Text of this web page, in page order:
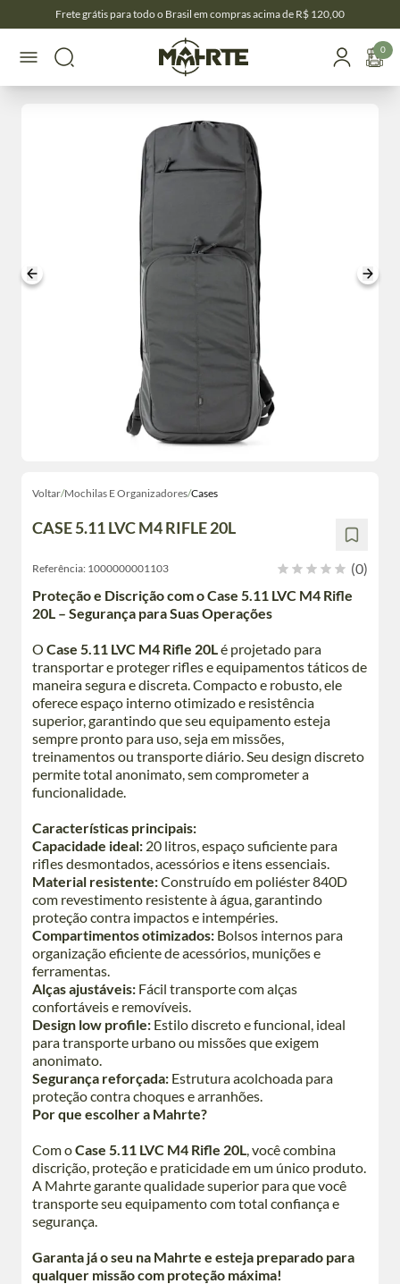
Frete grátis para todo o Brasil em compras acima de R$ 120,00
0
Voltar/Mochilas E Organizadores/Cases
CASE 5.11 LVC M4 RIFLE 20L
Referência: 1000000001103
(0)
Proteção e Discrição com o Case 5.11 LVC M4 Rifle
20L – Segurança para Suas Operações
O Case 5.11 LVC M4 Rifle 20Lé projetado para
transportar e proteger rifles e equipamentos táticos de
maneira segura e discreta. Compacto e robusto, ele
oferece espaço interno otimizado e resistência
superior, garantindo que seu equipamento esteja
sempre pronto para uso, seja em missões,
treinamentos ou transporte diário. Seu design discreto
permite total anonimato, sem comprometer a
funcionalidade.
Características principais:
Capacidade ideal: 20 litros, espaço suficiente para
rifles desmontados, acessórios e itens essenciais.
Material resistente:Construído em poliéster 840D
com revestimento resistente à água, garantindo
proteção contra impactos e intempéries.
Compartimentos otimizados: Bolsos internos para
organização eficiente de acessórios, munições e
ferramentas.
Alças ajustáveis: Fácil transporte com alças
confortáveis e removíveis.
Design low profile: Estilo discreto e funcional, ideal
para transporte urbano ou missões que exigem
anonimato.
Segurança reforçada: Estrutura acolchoada para
proteção contra choques e arranhões.
Por que escolher a Mahrte?
Com oCase 5.11 LVC M4 Rifle 20L, você combina
discrição, proteção e praticidade em um único produto.
A Mahrte garante qualidade superior para que você
transporte seu equipamento com total confiança e
segurança.
Garanta já o seu na Mahrte e esteja preparado para
qualquer missão com proteção máxima!